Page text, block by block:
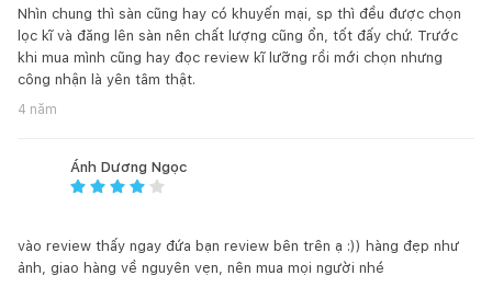
gỗ...Xin vui lòng tìm hiểu trước và chịu trách nhiệm với lựa
chọn của mình. Nếu không chấp nhận, Quý khách có thể chọn
loại gỗ dán Veneer để đảm bảo tính thẩm mỹ và đồng nhất.
Hàng đặt đóng được phép sai số +/-2cm cho tất cả kích
tùy thuộc vào nguồn cung cấp nguyên phụ liệu tại thời điểm
đặt hàng.
coi là tác phẩm độc bản. Trân trọng cảm ơn Quý khách đã góp
phần bảo tồn và phát huy nghề mộc truyền thống của Việt
Nhìn chung thì sàn cũng hay có khuyến mại, sp thì đều được chọn
lọc kĩ và đăng lên sàn nên chất lượng cũng ổn, tốt đấy chứ. Trước
khi mua mình cũng hay đọc review kĩ lưỡng rồi mới chọn nhưng
công nhận là yên tâm thật.
4 năm
Ánh Dương Ngọc
vào review thấy ngay đứa bạn review bên trên ạ :)) hàng đẹp như
ảnh, giao hàng về nguyên vẹn, nên mua mọi người nhé